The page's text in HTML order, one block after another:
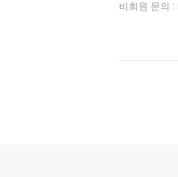
비회원 문의 :